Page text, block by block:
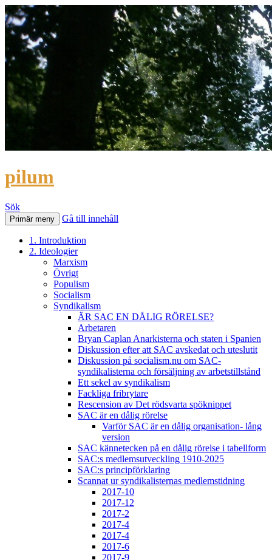
pilum
Sök
Primär meny Gå till innehåll
1. Introduktion
2. Ideologier
Marxism
Övrigt
Populism
Socialism
Syndikalism
ÄR SAC EN DÅLIG RÖRELSE?
Arbetaren
Bryan Caplan Anarkisterna och staten i Spanien
Diskussion efter att SAC avskedat och uteslutit
Diskussion på socialism.nu om SAC-
syndikalisterna och försäljning av arbetstillstånd
Ett sekel av syndikalism
Fackliga fribrytare
Rescension av Det rödsvarta spöknippet
SAC är en dålig rörelse
Varför SAC är en dålig organisation- lång
version
SAC kännetecken på en dålig rörelse i tabellform
SAC:s medlemsutveckling 1910-2025
SAC:s principförklaring
Scannat ur syndikalisternas medlemstidning
2017-10
2017-12
2017-2
2017-4
2017-4
2017-6
2017-9